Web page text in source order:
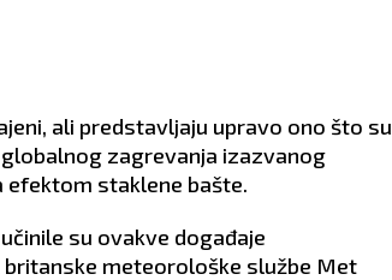
ali predstavljaju upravo ono što su
zagrevanja izazvanog
staklene bašte.
su ovakve događaje
meteorološke službe Met